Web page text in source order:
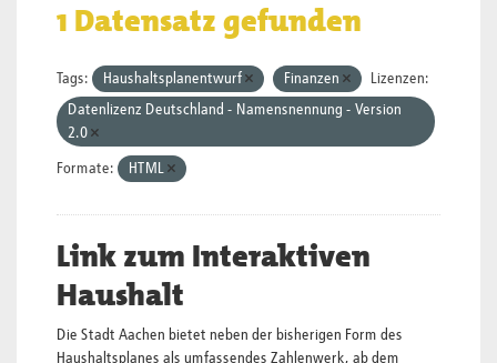
1 Datensatz gefunden
Tags: Haushaltsplanentwurf Finanzen
Lizenzen:
Datenlizenz Deutschland - Namensnennung - Version
2.0
Formate: HTML
Link zum Interaktiven
Haushalt
Die Stadt Aachen bietet neben der bisherigen Form des
Haushaltsplanes als umfassendes Zahlenwerk, ab dem